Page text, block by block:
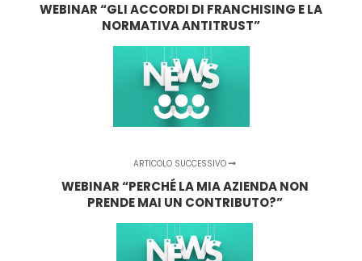
WEBINAR “GLI ACCORDI DI FRANCHISING E LA
NORMATIVA ANTITRUST”
ARTICOLO SUCCESSIVO
WEBINAR “PERCHÉ LA MIA AZIENDA NON
PRENDE MAI UN CONTRIBUTO?”